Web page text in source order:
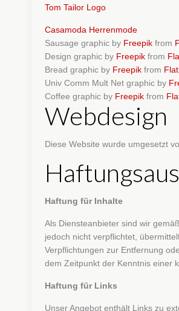
Tom Tailor Logo
Casamoda Herrenmode
Sausage graphic by Freepik from
Design graphic by Freepik from
Bread graphic by Freepik from
Univ Comm Mult Net graphic by
Coffee graphic by Freepik from
Webdesign
Diese Website wurde umgesetzt
Haftung für Inhalte
Als Diensteanbieter sind wir
jedoch nicht verpflichtet,
Verpflichtungen zur Entfernung
dem Zeitpunkt der Kenntnis einer
Haftung für Links
Unser Angebot enthält Links zu